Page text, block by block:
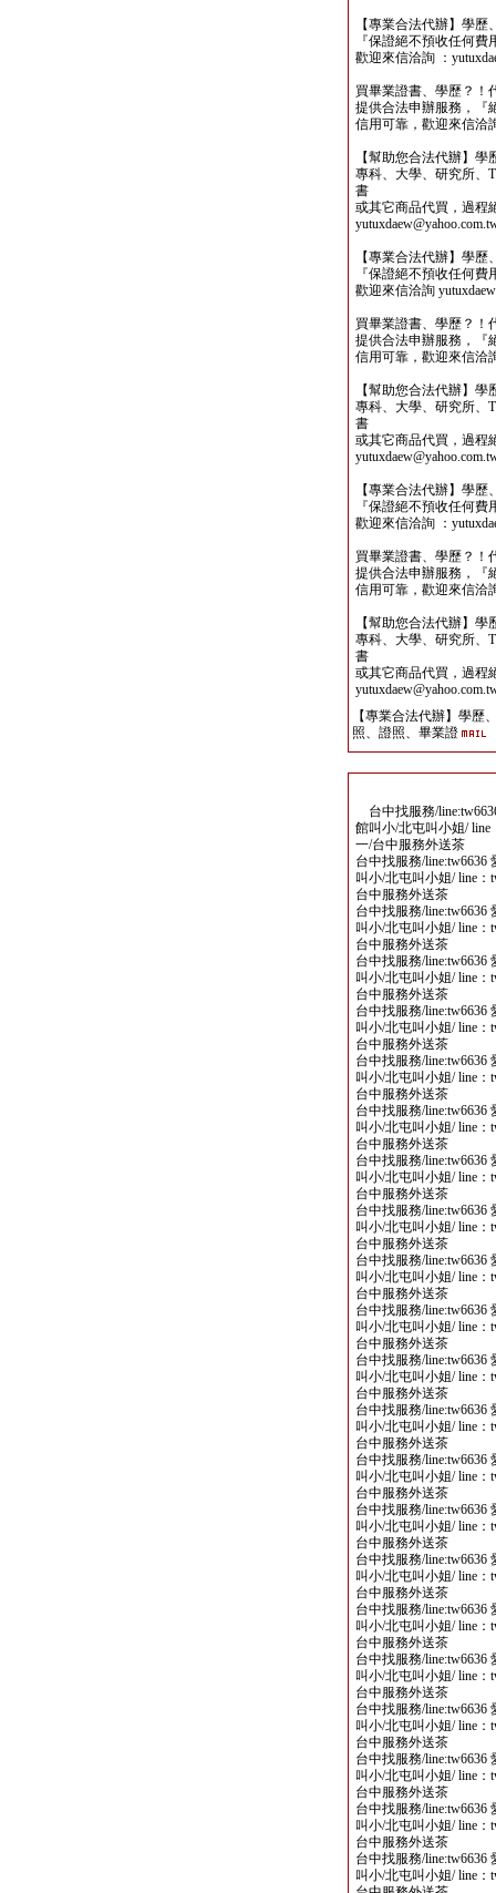
【專業合法代辦】學
『保證絕不預收任何
歡迎來信洽詢 ：
買畢業證書、學歷？！
提供合法申辦服務，『
信用可靠，歡迎來信洽
【幫助您合法代辦】
專科、大學、研究所、
書
或其它商品代買，過程
【專業合法代辦】學
『保證絕不預收任何
歡迎來信洽詢
買畢業證書、學歷？！
提供合法申辦服務，『
信用可靠，歡迎來信洽
【幫助您合法代辦】
專科、大學、研究所、
書
或其它商品代買，過程
【專業合法代辦】學
『保證絕不預收任何
歡迎來信洽詢 ：
買畢業證書、學歷？！
提供合法申辦服務，『
信用可靠，歡迎來信洽
【幫助您合法代辦】
專科、大學、研究所、
書
或其它商品代買，過程
【專業合法代辦】學歷
照、證照、畢業證
台中找服務/
館叫小/北屯叫小姐/
一/台中服務外送茶
台中找服務/
叫小/北屯叫小姐/ line
台中服務外送茶
台中找服務/
叫小/北屯叫小姐/ line
台中服務外送茶
台中找服務/
叫小/北屯叫小姐/ line
台中服務外送茶
台中找服務/
叫小/北屯叫小姐/ line
台中服務外送茶
台中找服務/
叫小/北屯叫小姐/ line
台中服務外送茶
台中找服務/
叫小/北屯叫小姐/ line
台中服務外送茶
台中找服務/
叫小/北屯叫小姐/ line
台中服務外送茶
台中找服務/
叫小/北屯叫小姐/ line
台中服務外送茶
台中找服務/
叫小/北屯叫小姐/ line
台中服務外送茶
台中找服務/
叫小/北屯叫小姐/ line
台中服務外送茶
台中找服務/
叫小/北屯叫小姐/ line
台中服務外送茶
台中找服務/
叫小/北屯叫小姐/ line
台中服務外送茶
台中找服務/
叫小/北屯叫小姐/ line
台中服務外送茶
台中找服務/
叫小/北屯叫小姐/ line
台中服務外送茶
台中找服務/
叫小/北屯叫小姐/ line
台中服務外送茶
台中找服務/
叫小/北屯叫小姐/ line
台中服務外送茶
台中找服務/
叫小/北屯叫小姐/ line
台中服務外送茶
台中找服務/
叫小/北屯叫小姐/ line
台中服務外送茶
台中找服務/
叫小/北屯叫小姐/ line
台中服務外送茶
台中找服務/
叫小/北屯叫小姐/ line
台中服務外送茶
台中找服務/
叫小/北屯叫小姐/ line